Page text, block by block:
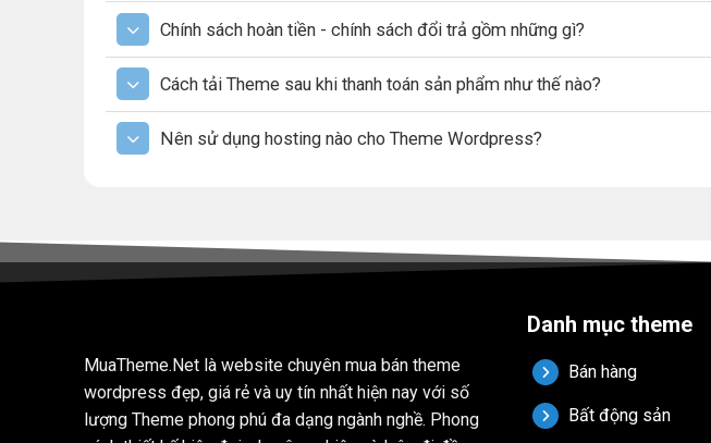
Chính sách hoàn tiền - chính sách đổi trả gồm những gì?
Cách tải Theme sau khi thanh toán sản phẩm như thế nào?
Nên sử dụng hosting nào cho Theme Wordpress?
MuaTheme.Net là website chuyên mua bán theme
wordpress đẹp, giá rẻ và uy tín nhất hiện nay với số
lượng Theme phong phú đa dạng ngành nghề. Phong
Danh mục theme
Bán hàng
Bất động sản